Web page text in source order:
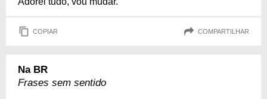
COPIAR COMPARTILHAR
Na BR
Frases sem sentido